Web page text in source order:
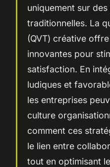
uniquement sur
traditionnelles. La
(QVT) créative
innovantes pour
satisfaction. En
ludiques et
les entreprises
culture
comment ces
le lien entre
tout en optimisant